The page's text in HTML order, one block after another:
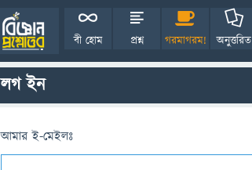
বী হোম প্রশ্ন গরমাগরম! অনুত্তরিত
লগ ইন
আমার ই-মেইলঃ